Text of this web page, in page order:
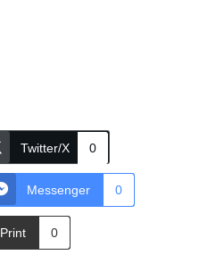
Twitter/X 0
Messenger 0
Print 0